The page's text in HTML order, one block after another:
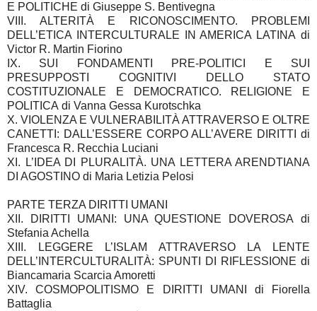
E POLITICHE di Giuseppe S. Bentivegna
VIII. ALTERITÀ E RICONOSCIMENTO. PROBLEMI
DELL’ETICA INTERCULTURALE IN AMERICA LATINA di
Victor R. Martin Fiorino
IX. SUI FONDAMENTI PRE-POLITICI E SUI
PRESUPPOSTI COGNITIVI DELLO STATO
COSTITUZIONALE E DEMOCRATICO. RELIGIONE E
POLITICA di Vanna Gessa Kurotschka
X. VIOLENZA E VULNERABILITÀ ATTRAVERSO E OLTRE
CANETTI: DALL’ESSERE CORPO ALL’AVERE DIRITTI di
Francesca R. Recchia Luciani
XI. L’IDEA DI PLURALITÀ. UNA LETTERA ARENDTIANA
DI AGOSTINO di Maria Letizia Pelosi
PARTE TERZA DIRITTI UMANI
XII. DIRITTI UMANI: UNA QUESTIONE DOVEROSA di
Stefania Achella
XIII. LEGGERE L’ISLAM ATTRAVERSO LA LENTE
DELL’INTERCULTURALITÀ: SPUNTI DI RIFLESSIONE di
Biancamaria Scarcia Amoretti
XIV. COSMOPOLITISMO E DIRITTI UMANI di Fiorella
Battaglia